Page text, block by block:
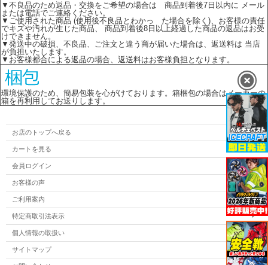
▼不良品のため返品・交換をご希望の場合は 商品到着後7日以内に メール
または電話でご連絡ください。
▼ご使用された商品 (使用後不良品とわかっ た場合を除く)、お客様の責任
でキズや汚れが生じた商品、 商品到着後8日以上経過した商品の返品はお受
けできません。
▼発送中の破損、不良品、ご注文と違う商が届いた場合は、返送料は 当店
が負担いたします。
▼お客様都合による返品の場合、返送料はお客様負担となります。
環境保護のため、簡易包装を心がけております。箱梱包の場合はメーカーの
箱を再利用してお送りします。
お店のトップへ戻る
カートを見る
会員ログイン
お客様の声
ご利用案内
特定商取引法表示
個人情報の取扱い
サイトマップ